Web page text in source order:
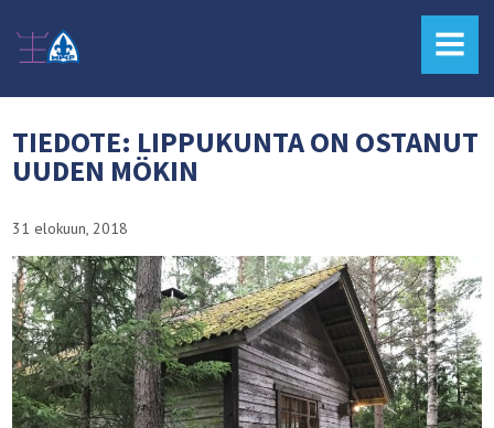
MENU
TIEDOTE: LIPPUKUNTA ON OSTANUT
UUDEN MÖKIN
31 elokuun, 2018